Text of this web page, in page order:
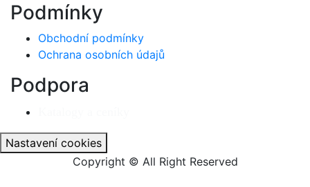
Podmínky
Obchodní podmínky
Ochrana osobních údajů
Podpora
Nastavení cookies
Copyright © All Right Reserved